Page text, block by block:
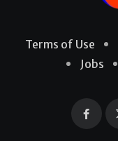
Terms of Use
Jobs